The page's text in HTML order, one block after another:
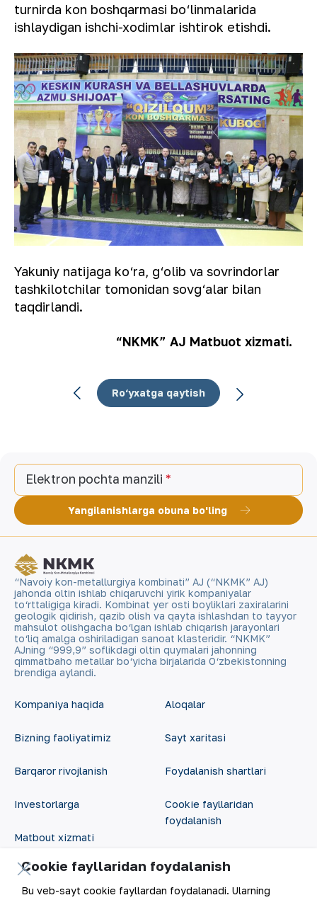
turnirda kon boshqarmasi bo‘linmalarida
ishlaydigan ishchi-xodimlar ishtirok etishdi.
Yakuniy natijaga ko‘ra, g‘olib va sovrindorlar
tashkilotchilar tomonidan sovg‘alar bilan
taqdirlandi.
“NKMK” AJ Matbuot xizmati.
Ro‘yxatga qaytish
Elektron pochta manzili
Yangilanishlarga obuna bo'ling
“Navoiy kon-metallurgiya kombinati” AJ (“NKMK” AJ)
jahonda oltin ishlab chiqaruvchi yirik kompaniyalar
to‘rttaligiga kiradi. Kombinat yer osti boyliklari zaxiralarini
geologik qidirish, qazib olish va qayta ishlashdan to tayyor
mahsulot olishgacha bo‘lgan ishlab chiqarish jarayonlari
to‘liq amalga oshiriladigan sanoat klasteridir. “NKMK”
AJning “999,9” soflikdagi oltin quymalari jahonning
qimmatbaho metallar bo‘yicha birjalarida O‘zbekistonning
brendiga aylandi.
Kompaniya haqida
Bizning faoliyatimiz
Barqaror rivojlanish
Investorlarga
Matbout xizmati
Karyera
Aloqalar
Sayt xaritasi
Foydalanish shartlari
Cookie fayllaridan
foydalanish
RSS feed
Cookie fayllaridan foydalanish
Bu veb-sayt cookie fayllardan foydalanadi. Ularning